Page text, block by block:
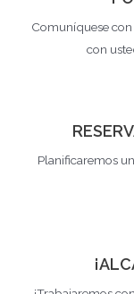
Comuníquese
con
Planificaremos